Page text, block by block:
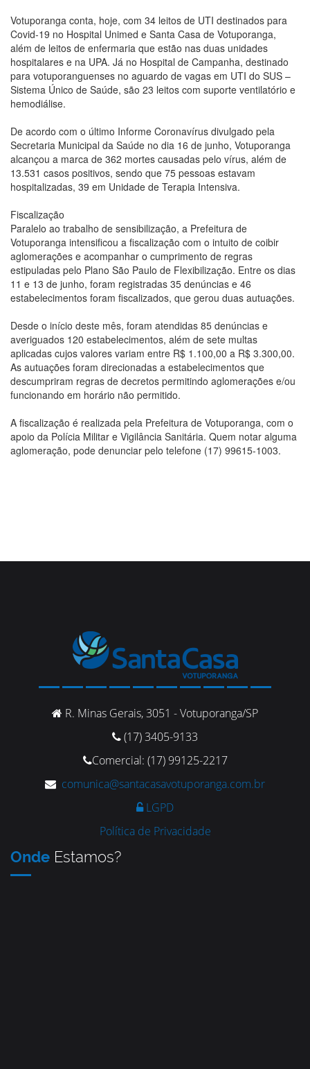
Votuporanga conta, hoje, com 34 leitos de UTI destinados para
Covid-19 no Hospital Unimed e Santa Casa de Votuporanga,
além de leitos de enfermaria que estão nas duas unidades
hospitalares e na UPA. Já no Hospital de Campanha, destinado
para votuporanguenses no aguardo de vagas em UTI do SUS –
Sistema Único de Saúde, são 23 leitos com suporte ventilatório e
hemodiálise.
De acordo com o último Informe Coronavírus divulgado pela
Secretaria Municipal da Saúde no dia 16 de junho, Votuporanga
alcançou a marca de 362 mortes causadas pelo vírus, além de
13.531 casos positivos, sendo que 75 pessoas estavam
hospitalizadas, 39 em Unidade de Terapia Intensiva.
Fiscalização
Paralelo ao trabalho de sensibilização, a Prefeitura de
Votuporanga intensificou a fiscalização com o intuito de coibir
aglomerações e acompanhar o cumprimento de regras
estipuladas pelo Plano São Paulo de Flexibilização. Entre os dias
11 e 13 de junho, foram registradas 35 denúncias e 46
estabelecimentos foram fiscalizados, que gerou duas autuações.
Desde o início deste mês, foram atendidas 85 denúncias e
averiguados 120 estabelecimentos, além de sete multas
aplicadas cujos valores variam entre R$ 1.100,00 a R$ 3.300,00.
As autuações foram direcionadas a estabelecimentos que
descumpriram regras de decretos permitindo aglomerações e/ou
funcionando em horário não permitido.
A fiscalização é realizada pela Prefeitura de Votuporanga, com o
apoio da Polícia Militar e Vigilância Sanitária. Quem notar alguma
aglomeração, pode denunciar pelo telefone (17) 99615-1003.
R. Minas Gerais, 3051 - Votuporanga/SP
(17) 3405-9133
Comercial: (17) 99125-2217
comunica@santacasavotuporanga.com.br
LGPD
Política de Privacidade
Onde Estamos?